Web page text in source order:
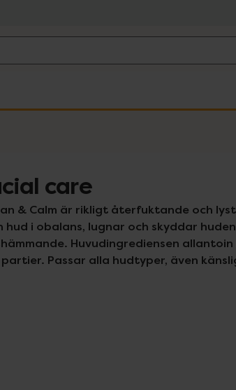
care
& Calm är rikligt återfuktande och
hud i obalans, lugnar och skyddar
Huvudingrediensen
Passar alla hudtyper, även